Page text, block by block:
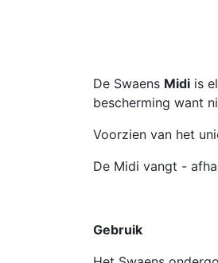
De Swaens Midi is
bescherming want
Voorzien van het
De Midi vangt -
Gebruik